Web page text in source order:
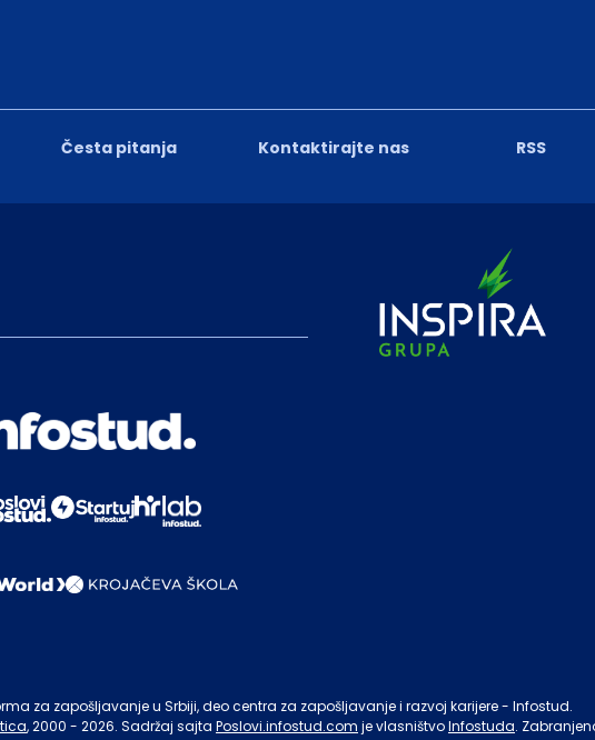
Česta pitanja Kontaktirajte nas RSS
za zapošljavanje u Srbiji, deo centra za zapošljavanje i razvoj karijere - Infostud.
, 2000 - 2026. Sadržaj sajta Poslovi.infostud.com je vlasništvoInfostuda.